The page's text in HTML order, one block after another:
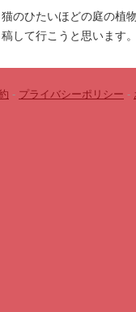
猫のひたいほどの庭の植
稿して行こうと思います。
- プライバシーポリシー -